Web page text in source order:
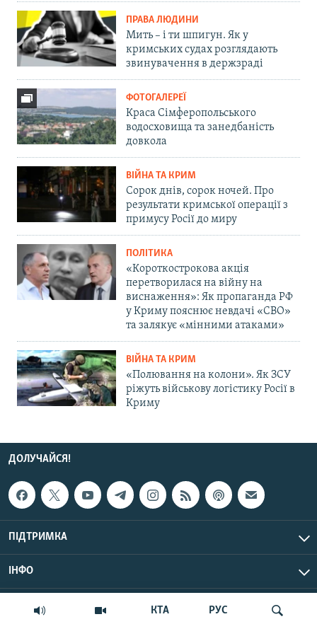
КТА РУС
ПРАВА ЛЮДИНИ
Мить – і ти шпигун. Як у
кримських судах розглядають
звинувачення в держзраді
ФОТОГАЛЕРЕЇ
Краса Сімферопольського
водосховища та занедбаність
довкола
ВІЙНА ТА КРИМ
Сорок днів, сорок ночей. Про
результати кримської операції з
примусу Росії до миру
ПОЛІТИКА
«Короткострокова акція
перетворилася на війну на
виснаження»: Як пропаганда РФ
у Криму пояснює невдачі «СВО»
та залякує «мінними атаками»
ВІЙНА ТА КРИМ
«Полювання на колони». Як ЗСУ
ріжуть військову логістику Росії в
Криму
ДОЛУЧАЙСЯ!
ПІДТРИМКА
ІНФО
© Крим.Реалії, 2026 | Усі права застережено.